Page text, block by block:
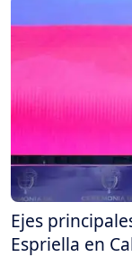
Ejes
Espriella en